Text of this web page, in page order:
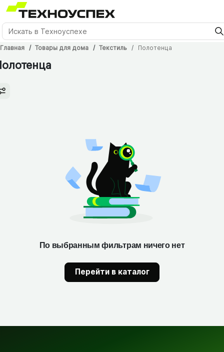
Главная Товары для дома Текстиль Полотенца
По выбранным фильтрам ничего нет
Перейти в каталог